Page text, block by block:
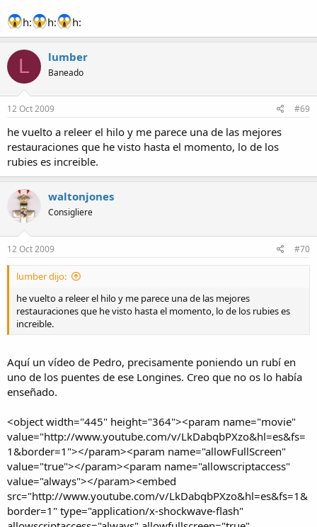
h: h: h:
L lumber
Baneado
12 Oct 2009 #69
he vuelto a releer el hilo y me parece una de las mejores
restauraciones que he visto hasta el momento, lo de los
rubies es increible.
waltonjones
Consigliere
12 Oct 2009 #70
lumber dijo:
he vuelto a releer el hilo y me parece una de las mejores
restauraciones que he visto hasta el momento, lo de los rubies es
increible.
Aquí un vídeo de Pedro, precisamente poniendo un rubí en
uno de los puentes de ese Longines. Creo que no os lo había
enseñado.
<object width="445" height="364"><param name="movie"
value="http://www.youtube.com/v/LkDabqbPXzo&hl=es&fs=
1&border=1"></param><param name="allowFullScreen"
value="true"></param><param name="allowscriptaccess"
value="always"></param><embed
src="http://www.youtube.com/v/LkDabqbPXzo&hl=es&fs=1&
border=1" type="application/x-shockwave-flash"